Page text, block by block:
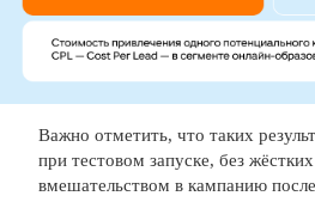
Важно отметить, что таких
при тестовом запуске, без
вмешательством в кампанию